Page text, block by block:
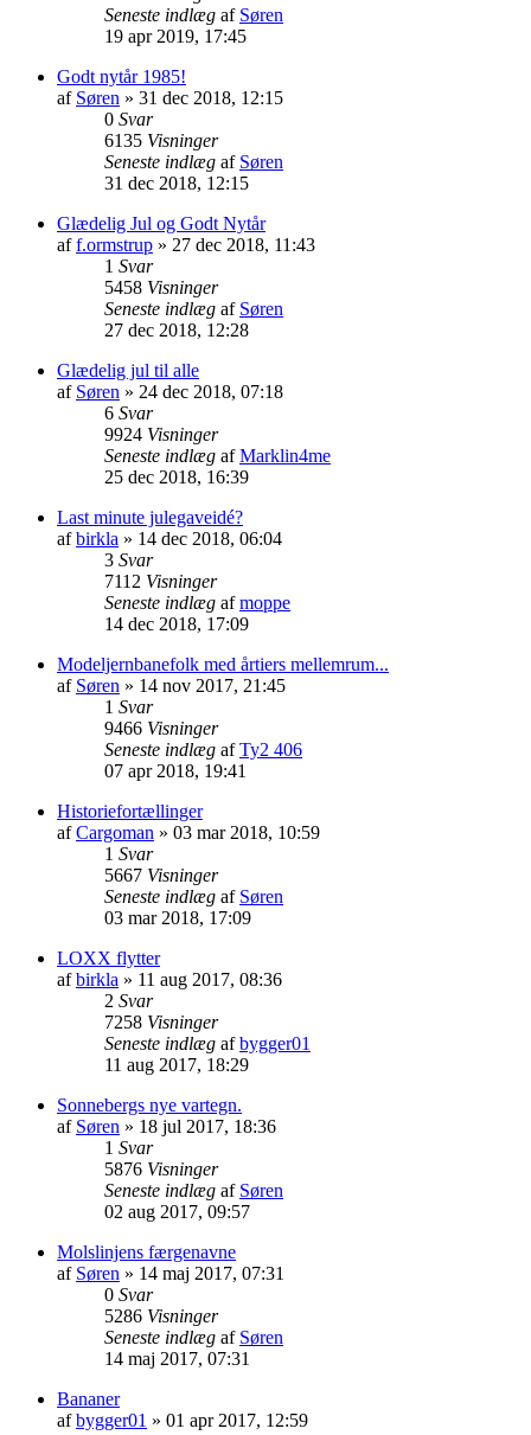
Seneste indlæg af Søren
19 apr 2019, 17:45
Godt nytår 1985!
af Søren » 31 dec 2018, 12:15
0 Svar
6135 Visninger
Seneste indlæg af Søren
31 dec 2018, 12:15
Glædelig Jul og Godt Nytår
aff.ormstrup » 27 dec 2018, 11:43
1 Svar
5458 Visninger
Seneste indlæg af Søren
27 dec 2018, 12:28
Glædelig jul til alle
af Søren » 24 dec 2018, 07:18
6 Svar
9924 Visninger
Seneste indlæg afMarklin4me
25 dec 2018, 16:39
Last minute julegaveidé?
afbirkla » 14 dec 2018, 06:04
3 Svar
7112 Visninger
Seneste indlæg afmoppe
14 dec 2018, 17:09
Modeljernbanefolk med årtiers mellemrum...
af Søren » 14 nov 2017, 21:45
1 Svar
9466 Visninger
Seneste indlæg afTy2 406
07 apr 2018, 19:41
Historiefortællinger
afCargoman » 03 mar 2018, 10:59
1 Svar
5667 Visninger
Seneste indlæg af Søren
03 mar 2018, 17:09
LOXX flytter
afbirkla » 11 aug 2017, 08:36
2 Svar
7258 Visninger
Seneste indlæg afbygger01
11 aug 2017, 18:29
Sonnebergs nye vartegn.
af Søren » 18 jul 2017, 18:36
1 Svar
5876 Visninger
Seneste indlæg af Søren
02 aug 2017, 09:57
Molslinjens færgenavne
af Søren » 14 maj 2017, 07:31
0 Svar
5286 Visninger
Seneste indlæg af Søren
14 maj 2017, 07:31
Bananer
afbygger01 » 01 apr 2017, 12:59